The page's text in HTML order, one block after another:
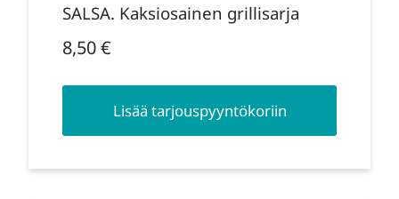
SALSA. Kaksiosainen grillisarja
8,50€
Lisää tarjouspyyntökoriin